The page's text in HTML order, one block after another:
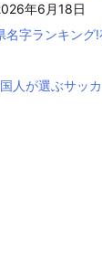
年6月18日
名字ランキン
人が選ぶサッ